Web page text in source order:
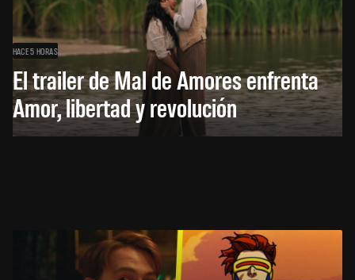
HACE 5 HORAS
El trailer de Mal de Amores enfrenta
Amor, libertad y revolución